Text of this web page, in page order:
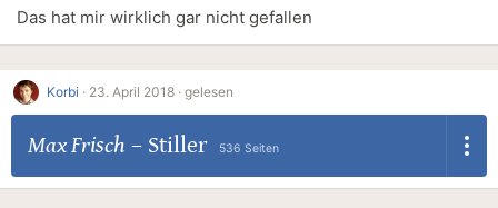
Das hat mir wirklich gar nicht gefallen
Korbi · 23. April 2018 · gelesen
Max Frisch – Stiller 536 Seiten